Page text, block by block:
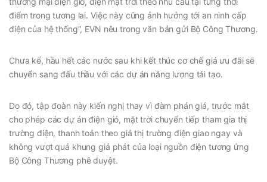
điểm trong tương lai. Việc này cũng ảnh hưởng tới an ninh cấp
điện của hệ thống”, EVN nêu trong văn bản gửi Bộ Công Thương.
Chưa kể, hầu hết các nước sau khi kết thúc cơ chế giá ưu đãi sẽ
chuyển sang đấu thầu với các dự án năng lượng tái tạo.
Do đó, tập đoàn này kiến nghị thay vì đàm phán giá, trước mắt
cho phép các dự án điện gió, mặt trời chuyển tiếp tham gia thị
trường điện, thanh toán theo giá thị trường điện giao ngay và
không vượt quá khung giá phát của loại nguồn điện tương ứng
Bộ Công Thương phê duyệt.